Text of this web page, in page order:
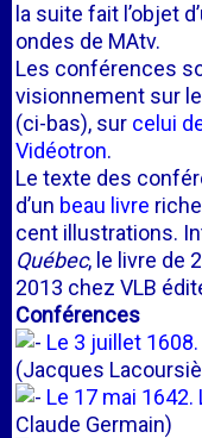
la suite fait l’objet
ondes de MAtv.
Les conférences
visionnement sur
(ci-bas), sur celui
Vidéotron.
Le texte des
d’un beau livre
cent illustrations.
Québec, le livre de
2013 chez VLB
Conférences
Le 3 juillet
(Jacques
Le 17 mai 1642.
Claude Germain)